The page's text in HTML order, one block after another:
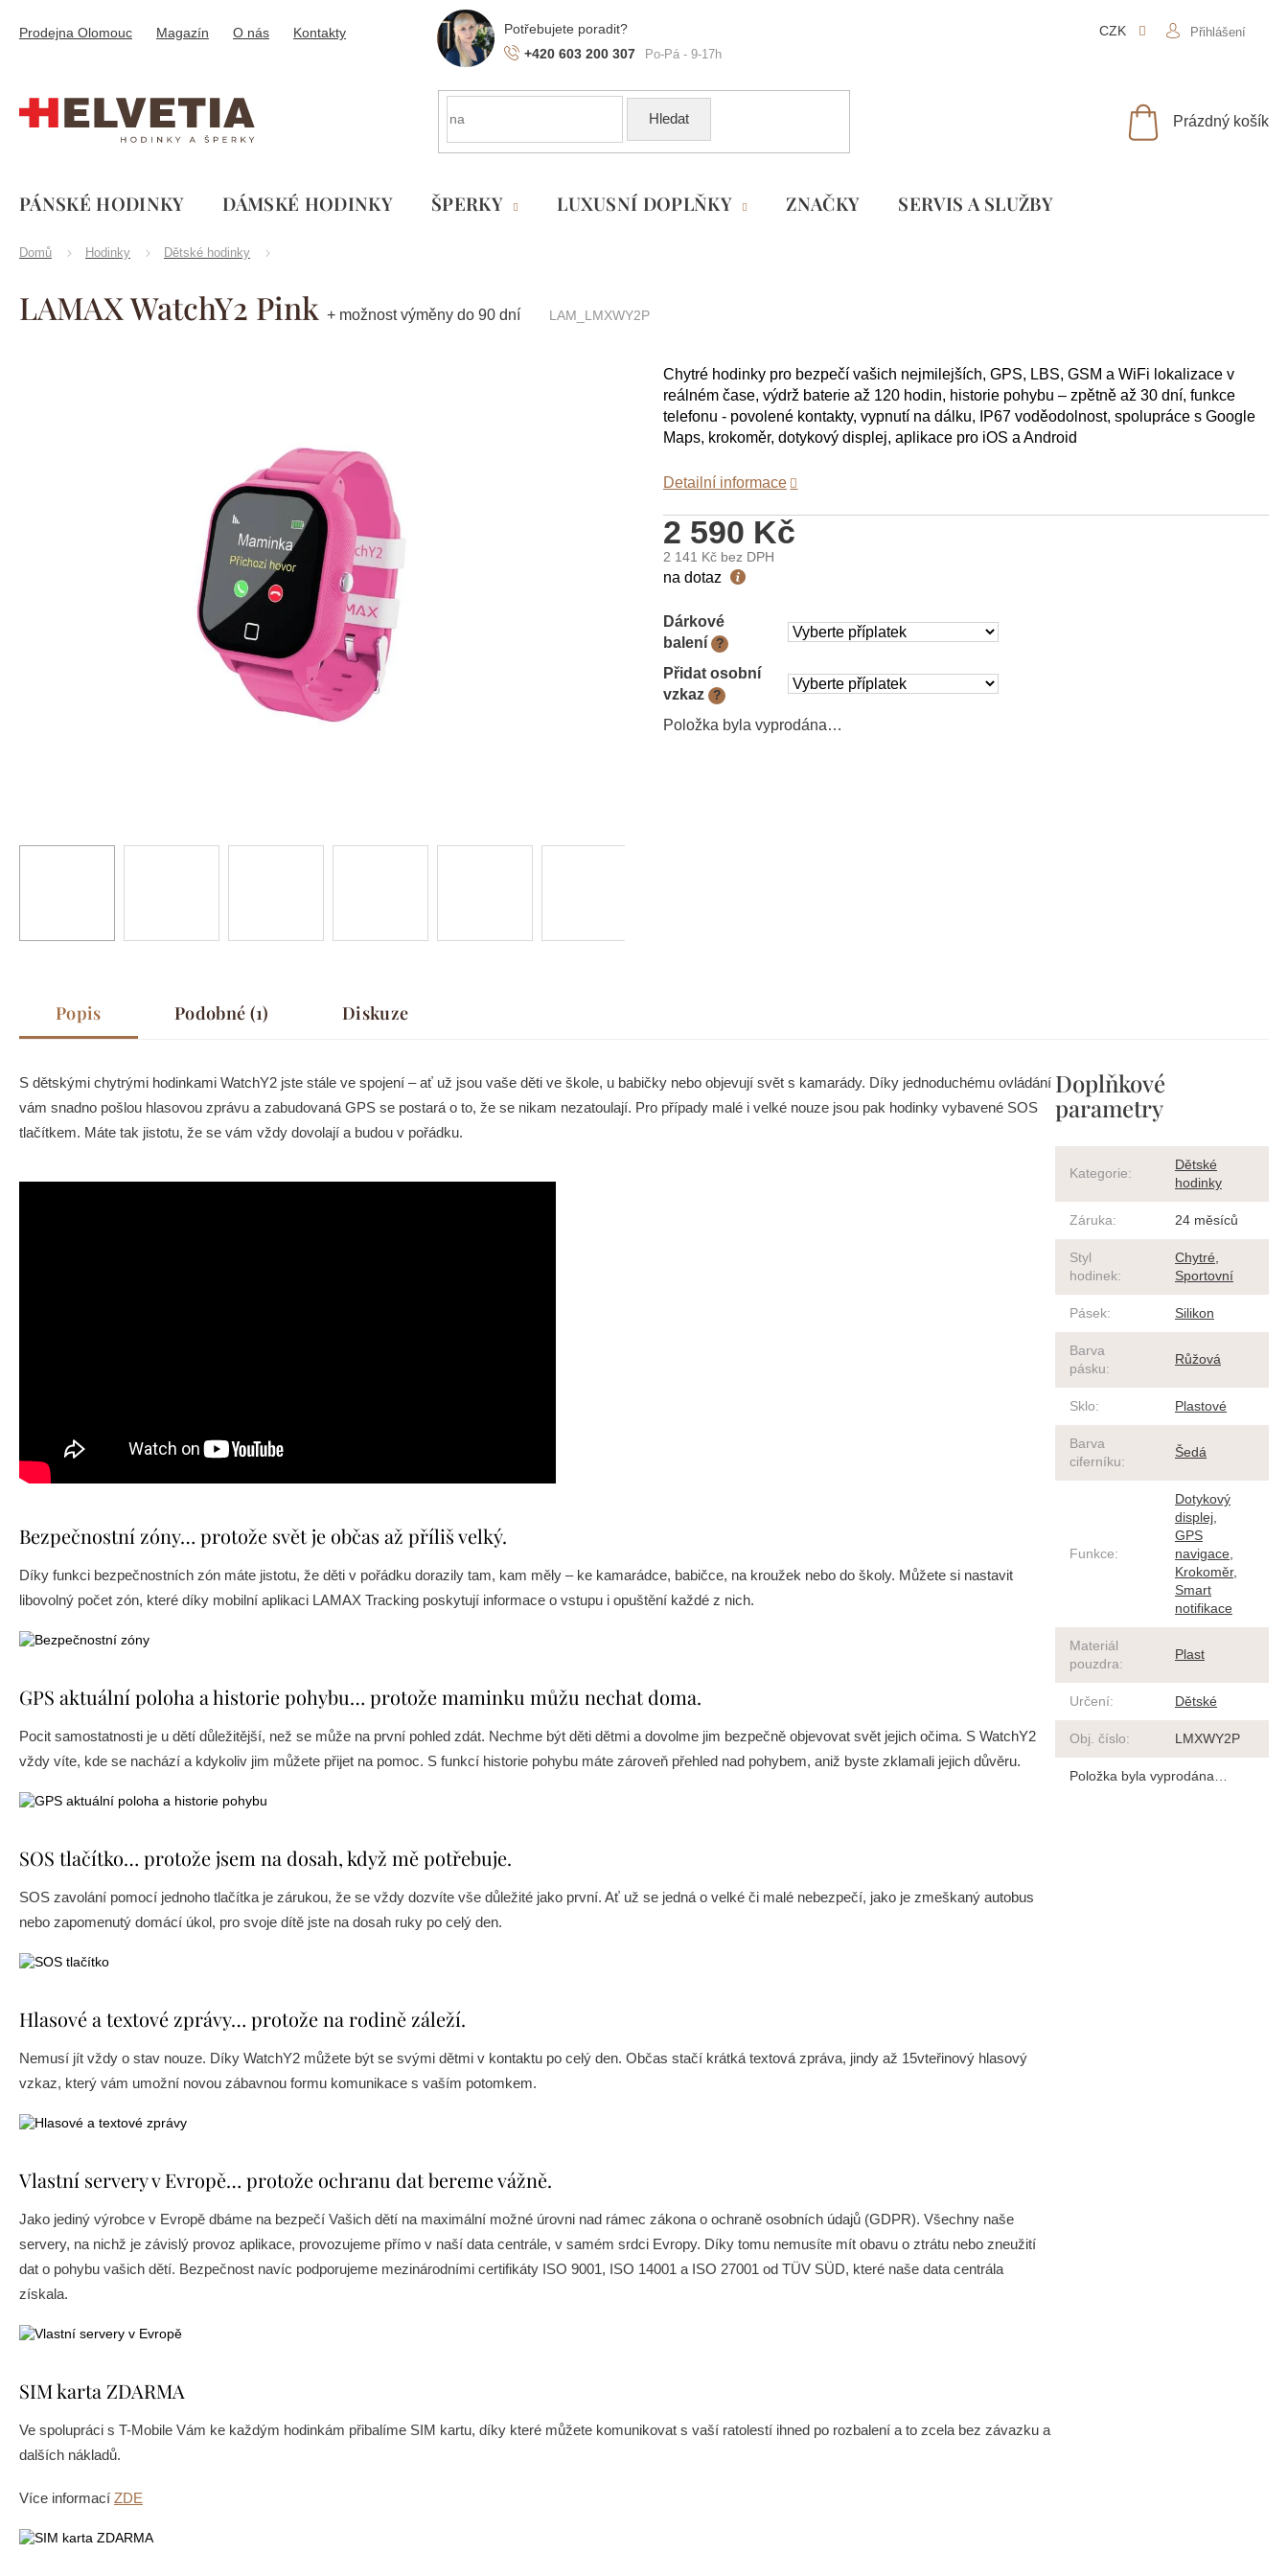
obsah
+420 603 200 307
Prodejna Olomouc Magazín O nás Kontakty CZK Přihlášení
Hledat
NÁKUPNÍ
Prázdný košík
PÁNSKÉ HODINKY DÁMSKÉ HODINKY ŠPERKY LUXUSNÍ DOPLŇKY ZNAČKY SLUŽBY
Domů Hodinky Dětské hodinky
LAMAX WatchY2 Pink + možnost výměny do 90 dní LAM_LMXWY2P
2 590 Kč
2 141 Kč bez DPH
Měrná
na dotaz
Dárkové
balení
?
Přidat osobní
vzkaz
?
Položka byla vyprodána…
Chytré hodinky pro bezpečí vašich nejmilejších, GPS, LBS, GSM a WiFi lokalizace v
reálném čase, výdrž baterie až 120 hodin, historie pohybu – zpětně až 30 dní, funkce
telefonu - povolené kontakty, vypnutí na dálku, IP67 voděodolnost, spolupráce s Google
Maps, krokoměr, dotykový displej, aplikace pro iOS a Android
Detailní informace
Popis Podobné (1) Diskuze
S dětskými chytrými hodinkami WatchY2 jste stále ve spojení – ať už jsou vaše děti ve škole, u babičky nebo objevují svět s kamarády. Díky jednoduchému ovládání
vám snadno pošlou hlasovou zprávu a zabudovaná GPS se postará o to, že se nikam nezatoulají. Pro případy malé i velké nouze jsou pak hodinky vybavené SOS
tlačítkem. Máte tak jistotu, že se vám vždy dovolají a budou v pořádku.
Bezpečnostní zóny… protože svět je občas až příliš velký.
Díky funkci bezpečnostních zón máte jistotu, že děti v pořádku dorazily tam, kam měly – ke kamarádce, babičce, na kroužek nebo do školy. Můžete si nastavit
libovolný počet zón, které díky mobilní aplikaci LAMAX Tracking poskytují informace o vstupu i opuštění každé z nich.
GPS aktuální poloha a historie pohybu… protože maminku můžu nechat doma.
Pocit samostatnosti je u dětí důležitější, než se může na první pohled zdát. Nechme být děti dětmi a dovolme jim bezpečně objevovat svět jejich očima. S WatchY2
vždy víte, kde se nachází a kdykoliv jim můžete přijet na pomoc. S funkcí historie pohybu máte zároveň přehled nad pohybem, aniž byste zklamali jejich důvěru.
SOS tlačítko… protože jsem na dosah, když mě potřebuje.
SOS zavolání pomocí jednoho tlačítka je zárukou, že se vždy dozvíte vše důležité jako první. Ať už se jedná o velké či malé nebezpečí, jako je zmeškaný autobus
nebo zapomenutý domácí úkol, pro svoje dítě jste na dosah ruky po celý den.
Hlasové a textové zprávy… protože na rodině záleží.
Nemusí jít vždy o stav nouze. Díky WatchY2 můžete být se svými dětmi v kontaktu po celý den. Občas stačí krátká textová zpráva, jindy až 15vteřinový hlasový
vzkaz, který vám umožní novou zábavnou formu komunikace s vaším potomkem.
Vlastní servery v Evropě… protože ochranu dat bereme vážně.
Jako jediný výrobce v Evropě dbáme na bezpečí Vašich dětí na maximální možné úrovni nad rámec zákona o ochraně osobních údajů (GDPR). Všechny naše
servery, na nichž je závislý provoz aplikace, provozujeme přímo v naší data centrále, v samém srdci Evropy. Díky tomu nemusíte mít obavu o ztrátu nebo zneužití
dat o pohybu vašich dětí. Bezpečnost navíc podporujeme mezinárodními certifikáty ISO 9001, ISO 14001 a ISO 27001 od TÜV SÜD, které naše data centrála
získala.
SIM karta ZDARMA
Ve spolupráci s T-Mobile Vám ke každým hodinkám přibalíme SIM kartu, díky které můžete komunikovat s vaší ratolestí ihned po rozbalení a to zcela bez závazku a
dalších nákladů.
Více informací ZDE
Doplňkové
parametry
Kategorie:
Dětské
hodinky
Záruka: 24 měsíců
Styl
hodinek:
Chytré,
Sportovní
Pásek: Silikon
Barva
pásku:
Růžová
Sklo: Plastové
Barva
ciferníku:
Šedá
Funkce:
Dotykový
displej,
GPS
navigace,
Krokoměr,
Smart
notifikace
Materiál
pouzdra:
Plast
Určení: Dětské
Obj. číslo: LMXWY2P
Položka byla vyprodána…